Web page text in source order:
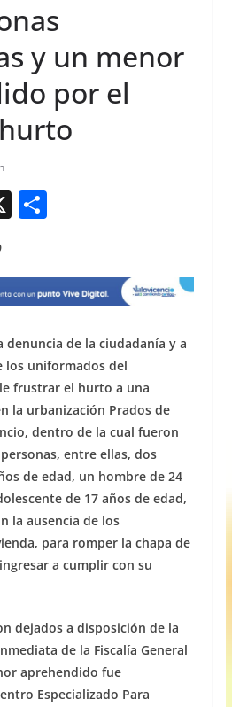
y un menor
por el
X S
e
denuncia de la ciudadanía y a
los uniformados del
frustrar el hurto a una
la urbanización Prados de
dentro de la cual fueron
entre ellas, dos
de edad, un hombre de 24
de 17 años de edad,
la ausencia de los
para romper la chapa de
a cumplir con su
dejados a disposición de la
de la Fiscalía General
aprehendido fue
Especializado Para